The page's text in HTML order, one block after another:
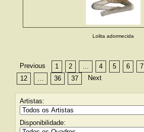
Lolita adormecida
Previous 1 2 … 4 5 6 7
12
… 36 37 Next
Artistas:
Disponibilidade: